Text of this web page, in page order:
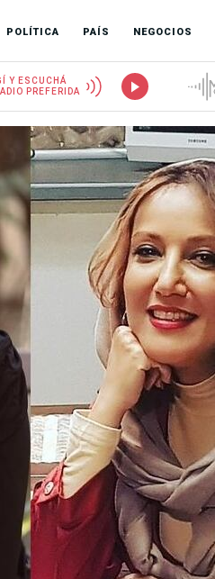
POLÍTICA PAÍS NEGOCIOS
Y ESCUCHÁ
PREFERIDA